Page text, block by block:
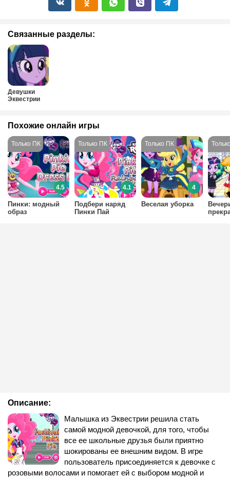
Связанные разделы:
Девушки
Эквестрии
Описание:
Малышка из Эквестрии решила стать
самой модной девочкой, для того, чтобы
все ее школьные друзья были приятно
шокированы ее внешним видом. В игре
пользователь присоединяется к девочке с
розовыми волосами и помогает ей с выбором модной и
Похожие онлайн игры
Пинки: модный
образ
4.5
Подбери наряд
Пинки Пай
4.1
Веселая уборка
4